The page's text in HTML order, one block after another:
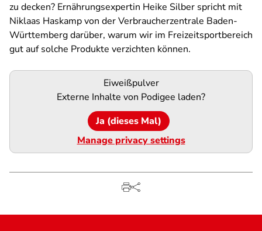
zu decken? Ernährungsexpertin Heike Silber spricht mit
Niklaas Haskamp von der Verbraucherzentrale Baden-
Württemberg darüber, warum wir im Freizeitsportbereich
gut auf solche Produkte verzichten können.
Podigee-
Eiweißpulver
Externe Inhalte von Podigee laden?
Ja (dieses Mal)
Manage privacy settings